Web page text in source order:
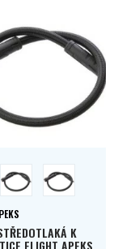
žlutá black
K
FLIGHT APEKS